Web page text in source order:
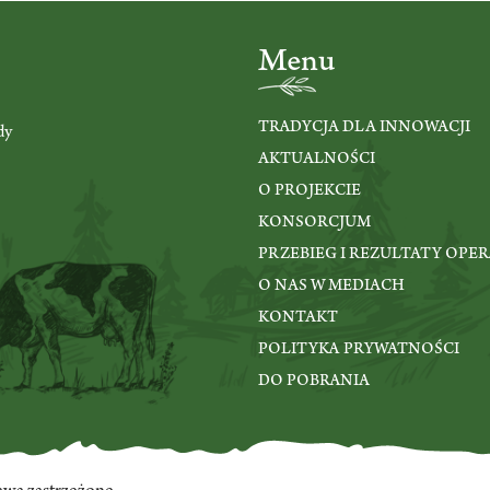
Menu
TRADYCJA DLA INNOWACJI
AKTUALNOŚCI
O PROJEKCIE
KONSORCJUM
PRZEBIEG I REZULTATY
O NAS W MEDIACH
KONTAKT
POLITYKA PRYWATNOŚCI
DO POBRANIA